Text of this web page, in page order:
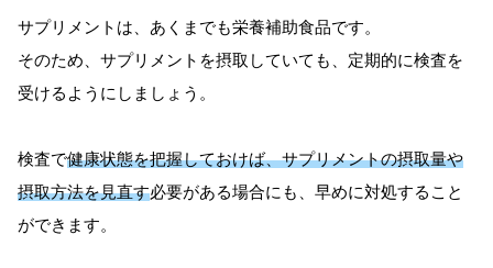
サプリメントは、あくまでも栄養補助食品です。
そのため、サプリメントを摂取していても、定期的に検査を
受けるようにしましょう。
検査で健康状態を把握しておけば、サプリメントの摂取量や
摂取方法を見直す必要がある場合にも、早めに対処すること
ができます。